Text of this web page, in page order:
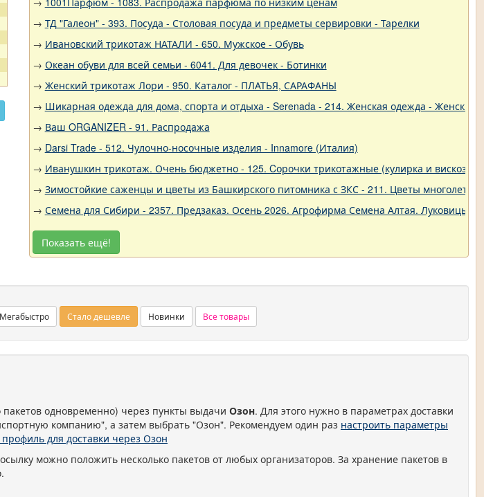
→ ТД "Галеон" - 393. Посуда - Столовая посуда и предметы сервировки - Тарелки
→ Ивановский трикотаж НАТАЛИ - 650. Мужское - Обувь
→ Океан обуви для всей семьи - 6041. Для девочек - Ботинки
→ Женский трикотаж Лори - 950. Каталог - ПЛАТЬЯ, САРАФАНЫ
→ Шикарная одежда для дома, спорта и отдыха - Serenada - 214. Женская одежда - Женские
→ Ваш ORGANIZER - 91. Распродажа
→ Darsi Trade - 512. Чулочно-носочные изделия - Innamore (Италия)
→ Иванушкин трикотаж. Очень бюджетно - 125. Cорочки трикотажные (кулирка и вискоза)
→ Зимостойкие саженцы и цветы из Башкирского питомника с ЗКС - 211. Цветы
→ Семена для Сибири - 2357. Предзаказ. Осень 2026. Агрофирма Семена Алтая. Луковицы.
Показать ещё!
Мегабыстро Стало дешевле Новинки Все товары
одновременно) через пункты выдачи Озон. Для этого нужно в параметрах доставки
компанию", а затем выбрать "Озон". Рекомендуем один раз настроить параметры
для доставки через Озон
можно положить несколько пакетов от любых организаторов. За хранение пакетов в